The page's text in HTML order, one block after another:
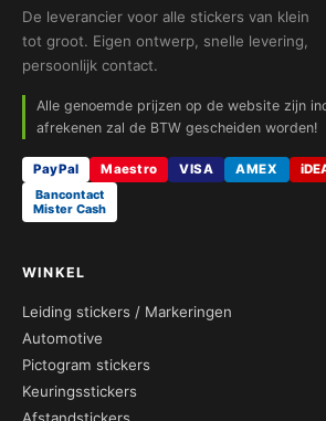
De leverancier voor alle stickers van klein
tot groot. Eigen ontwerp, snelle levering,
persoonlijk contact.
Alle genoemde prijzen op de website zijn
afrekenen zal de BTW gescheiden worden!
PayPal Maestro VISA AMEX
Bancontact
Mister Cash
WINKEL
Leiding stickers / Markeringen
Automotive
Pictogram stickers
Keuringsstickers